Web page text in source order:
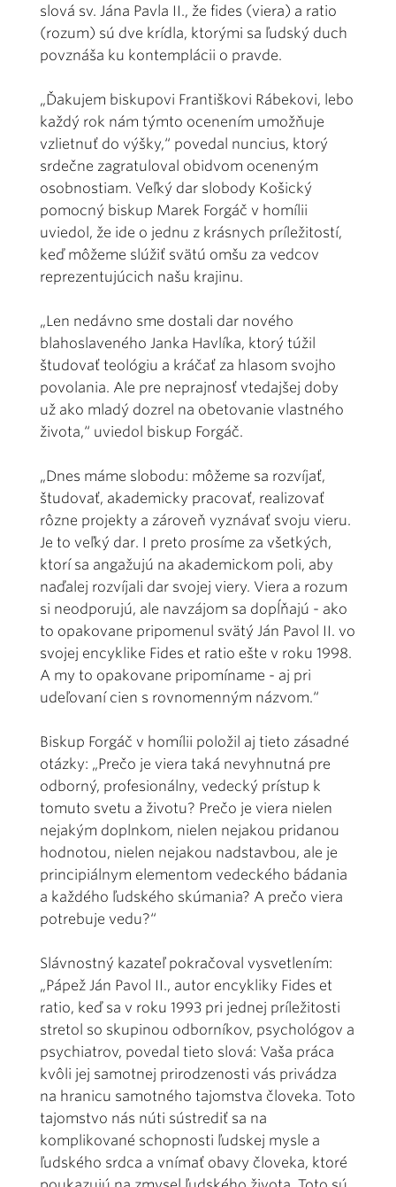
slová sv. Jána Pavla II., že fides (viera) a ratio
(rozum) sú dve krídla, ktorými sa ľudský duch
povznáša ku kontemplácii o pravde.
„Ďakujem biskupovi Františkovi Rábekovi, lebo
každý rok nám týmto ocenením umožňuje
vzlietnuť do výšky,“ povedal nuncius, ktorý
srdečne zagratuloval obidvom oceneným
osobnostiam. Veľký dar slobody Košický
pomocný biskup Marek Forgáč v homílii
uviedol, že ide o jednu z krásnych príležitostí,
keď môžeme slúžiť svätú omšu za vedcov
reprezentujúcich našu krajinu.
„Len nedávno sme dostali dar nového
blahoslaveného Janka Havlíka, ktorý túžil
študovať teológiu a kráčať za hlasom svojho
povolania. Ale pre neprajnosť vtedajšej doby
už ako mladý dozrel na obetovanie vlastného
života,“ uviedol biskup Forgáč.
„Dnes máme slobodu: môžeme sa rozvíjať,
študovať, akademicky pracovať, realizovať
rôzne projekty a zároveň vyznávať svoju vieru.
Je to veľký dar. I preto prosíme za všetkých,
ktorí sa angažujú na akademickom poli, aby
naďalej rozvíjali dar svojej viery. Viera a rozum
si neodporujú, ale navzájom sa dopĺňajú - ako
to opakovane pripomenul svätý Ján Pavol II. vo
svojej encyklike Fides et ratio ešte v roku 1998.
A my to opakovane pripomíname - aj pri
udeľovaní cien s rovnomenným názvom.“
Biskup Forgáč v homílii položil aj tieto zásadné
otázky: „Prečo je viera taká nevyhnutná pre
odborný, profesionálny, vedecký prístup k
tomuto svetu a životu? Prečo je viera nielen
nejakým doplnkom, nielen nejakou pridanou
hodnotou, nielen nejakou nadstavbou, ale je
principiálnym elementom vedeckého bádania
a každého ľudského skúmania? A prečo viera
potrebuje vedu?“
Slávnostný kazateľ pokračoval vysvetlením:
„Pápež Ján Pavol II., autor encykliky Fides et
ratio, keď sa v roku 1993 pri jednej príležitosti
stretol so skupinou odborníkov, psychológov a
psychiatrov, povedal tieto slová: Vaša práca
kvôli jej samotnej prirodzenosti vás privádza
na hranicu samotného tajomstva človeka. Toto
tajomstvo nás núti sústrediť sa na
komplikované schopnosti ľudskej mysle a
ľudského srdca a vnímať obavy človeka, ktoré